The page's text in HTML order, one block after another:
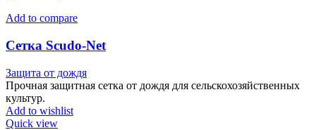
Add to compare
Сетка Scudo-Net
Защита от дождя
Прочная защитная сетка от дождя для сельскохозяйственных
культур.
Add to wishlist
Quick view